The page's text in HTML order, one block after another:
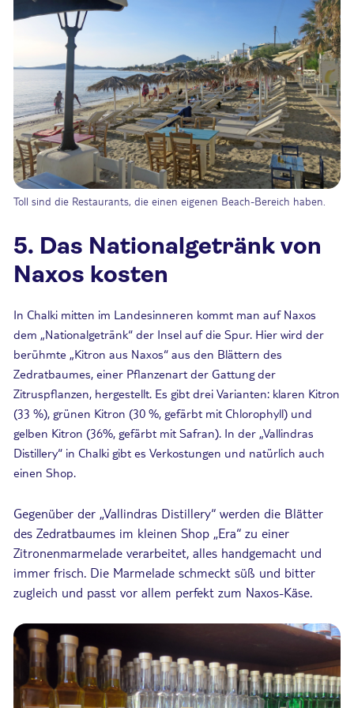
Toll sind die Restaurants, die einen eigenen Beach-Bereich haben.
5. Das Nationalgetränk von
Naxos kosten
In Chalki mitten im Landesinneren kommt man auf Naxos
dem „Nationalgetränk“ der Insel auf die Spur. Hier wird der
berühmte „Kitron aus Naxos“ aus den Blättern des
Zedratbaumes, einer Pflanzenart der Gattung der
Zitruspflanzen, hergestellt. Es gibt drei Varianten: klaren Kitron
(33 %), grünen Kitron (30 %, gefärbt mit Chlorophyll) und
gelben Kitron (36%, gefärbt mit Safran). In der „Vallindras
Distillery“ in Chalki gibt es Verkostungen und natürlich auch
einen Shop.
Gegenüber der „Vallindras Distillery“ werden die Blätter
des Zedratbaumes im kleinen Shop „Era“ zu einer
Zitronenmarmelade verarbeitet, alles handgemacht und
immer frisch. Die Marmelade schmeckt süß und bitter
zugleich und passt vor allem perfekt zum Naxos-Käse.